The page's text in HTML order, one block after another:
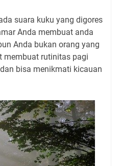
suara kuku yang digores
Anda membuat anda
Anda bukan orang yang
membuat rutinitas pagi
bisa menikmati kicauan